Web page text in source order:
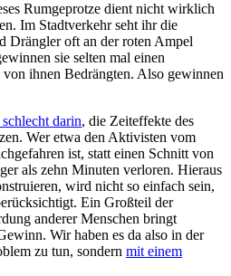
Rumgeprotze dient nicht wirklich
Im Stadtverkehr seht ihr die
Drängler oft an der roten Ampel
sie selten mal einen
ihnen Bedrängten. Also gewinnen
darin, die Zeiteffekte des
Wer etwa den Aktivisten vom
ist, statt einen Schnitt von
als zehn Minuten verloren. Hieraus
wird nicht so einfach sein,
Ein Großteil der
anderer Menschen bringt
Wir haben es da also in der
zu tun, sondern mit einem